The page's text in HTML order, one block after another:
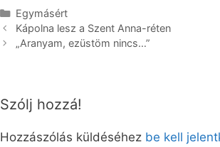
Kategória
Egymásért
Kápolna lesz a Szent Anna-réten
„Aranyam, ezüstöm nincs…”
Szólj hozzá!
Hozzászólás küldéséhez be kell